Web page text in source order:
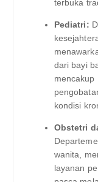
terbuka
Pediatri:
dari bayi
mencakup
kondisi
Obstetri
wanita,
layanan